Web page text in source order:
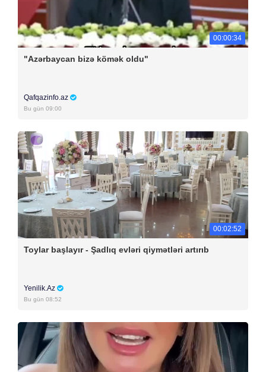
00:00:34
"Azərbaycan bizə kömək oldu"
Qafqazinfo.az
Bu gün 09:00
00:02:52
Toylar başlayır - Şadlıq evləri qiymətləri artırıb
Yenilik.Az
Bu gün 08:52